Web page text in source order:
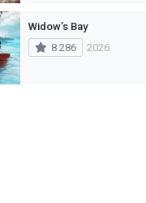
Widow’s Bay
8.286
2026